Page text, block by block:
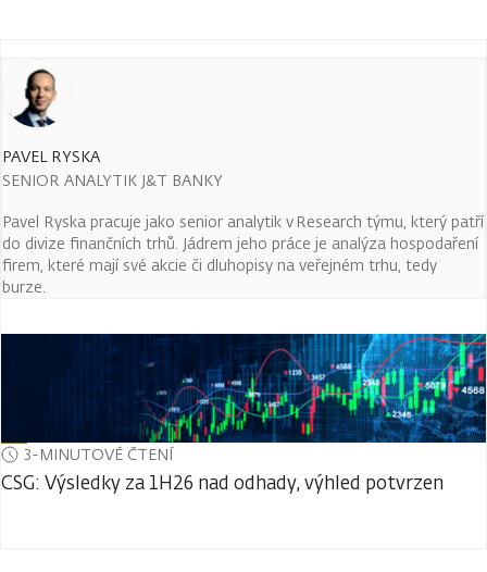
PAVEL RYSKA
SENIOR ANALYTIK J&T BANKY
Pavel Ryska pracuje jako senior analytik v Research týmu, který patří
do divize finančních trhů. Jádrem jeho práce je analýza hospodaření
firem, které mají své akcie či dluhopisy na veřejném trhu, tedy
burze.
3-MINUTOVÉ ČTENÍ
CSG: Výsledky za 1H26 nad odhady, výhled potvrzen